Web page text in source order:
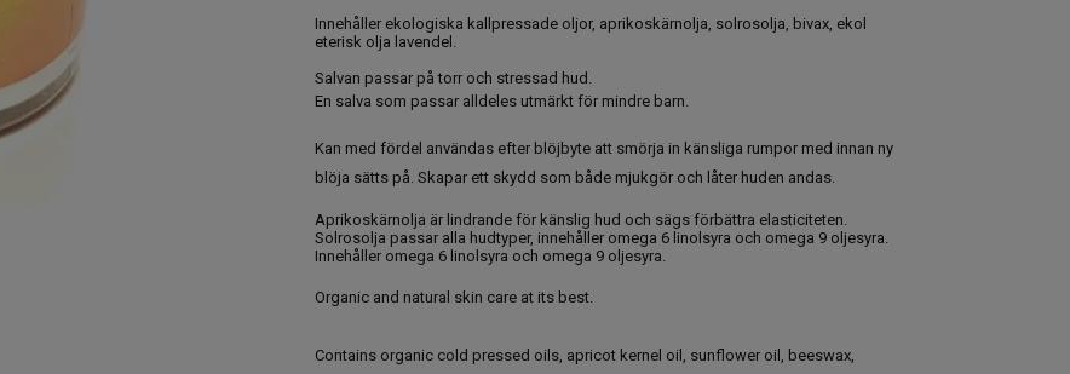
Innehåller ekologiska kallpressade oljor, aprikoskärnolja, solrosolja, bivax, ekol
eterisk olja lavendel.
Salvan passar på torr och stressad hud.
En salva som passar alldeles utmärkt för mindre barn.
Kan med fördel användas efter blöjbyte att smörja in känsliga rumpor med innan ny
blöja sätts på. Skapar ett skydd som både mjukgör och låter huden andas.
Aprikoskärnolja är lindrande för känslig hud och sägs förbättra elasticiteten.
Solrosolja passar alla hudtyper, innehåller omega 6 linolsyra och omega 9 oljesyra.
Innehåller omega 6 linolsyra och omega 9 oljesyra.
Organic and natural skin care at its best.
Contains organic cold pressed oils, apricot kernel oil, sunflower oil, beeswax,